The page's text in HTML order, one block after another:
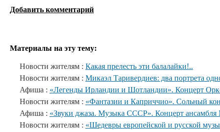
Добавить комментарий
Материалы на эту тему:
Новости жителям : Какая прелесть эти балалайки!..
Новости жителям : Микаэл Таривердиев: два портрета
Афиша : «Легенды Ирландии и Шотландии». Концерт
Новости жителям : «Фантазии и Каприччио». Сольный
Афиша : «Звуки джаза. Музыка СССР». Концерт
Новости жителям : «Шедевры европейской и русской